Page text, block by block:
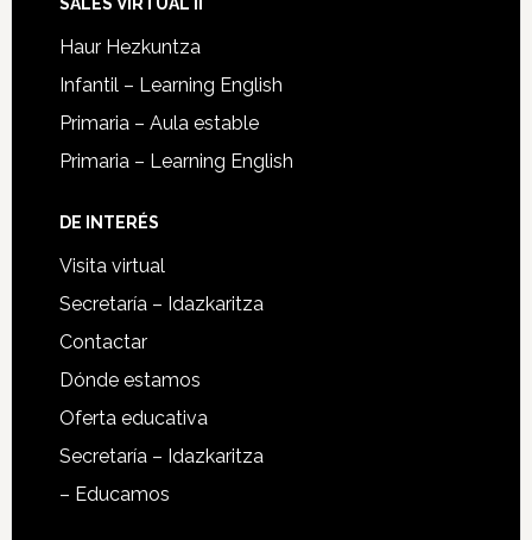
Haur Hezkuntza
Infantil – Learning English
Primaria – Aula estable
Primaria – Learning English
DE INTERÉS
Visita virtual
Secretaría – Idazkaritza
Contactar
Dónde estamos
Oferta educativa
Secretaría – Idazkaritza
– Educamos